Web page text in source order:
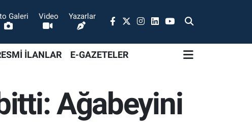
Galeri Video Yazarlar
İLANLAR E-GAZETELER
Ağabeyini